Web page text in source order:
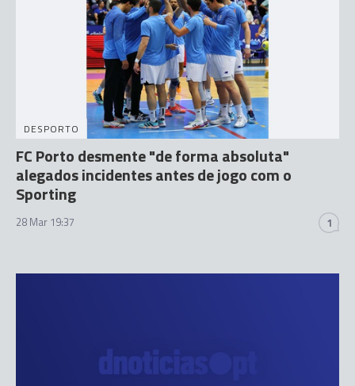
DESPORTO
FC Porto desmente "de forma absoluta"
alegados incidentes antes de jogo com o
Sporting
28 Mar 19:37 1